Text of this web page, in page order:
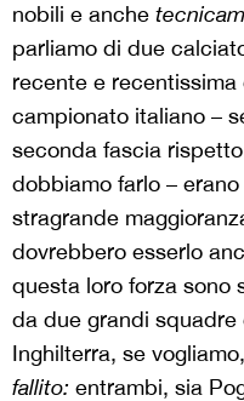
nobili e anche
parliamo di due
recente e
campionato italiano –
seconda fascia
dobbiamo farlo –
stragrande
dovrebbero esserlo
questa loro forza sono
da due grandi squadre
Inghilterra, se
fallito: entrambi, sia